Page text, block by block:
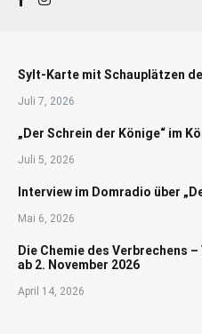
Sylt-Karte mit Schauplätzen
Juli 7, 2026
„Der Schrein der Könige“ im
Juli 5, 2026
Interview im Domradio über
Mai 6, 2026
Die Chemie des Verbrechens
ab 2. November 2026
April 14, 2026